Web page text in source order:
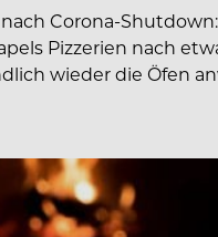
Corona-
Pizzerien nach
wieder die Öfen